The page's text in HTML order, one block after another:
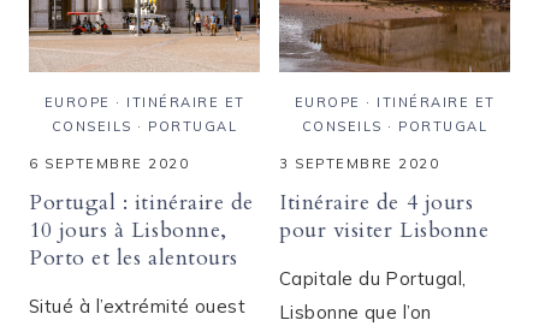
EUROPE · ITINÉRAIRE ET
CONSEILS · PORTUGAL
6 SEPTEMBRE 2020
Portugal : itinéraire de
10 jours à Lisbonne,
Porto et les alentours
Situé à l’extrémité ouest
EUROPE · ITINÉRAIRE ET
CONSEILS · PORTUGAL
3 SEPTEMBRE 2020
Itinéraire de 4 jours
pour visiter Lisbonne
Capitale du Portugal,
Lisbonne que l’on